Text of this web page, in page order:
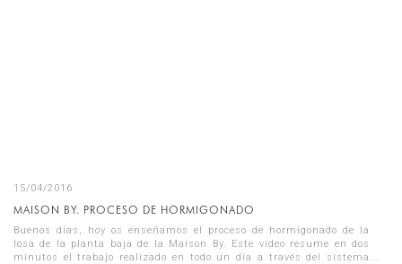
15/04/2016
MAISON BY. PROCESO DE HORMIGONADO
Buenos días, hoy os enseñamos el proceso de hormigonado de la
losa de la planta baja de la Maison By. Este video resume en dos
minutos el trabajo realizado en todo un día a través del sistema